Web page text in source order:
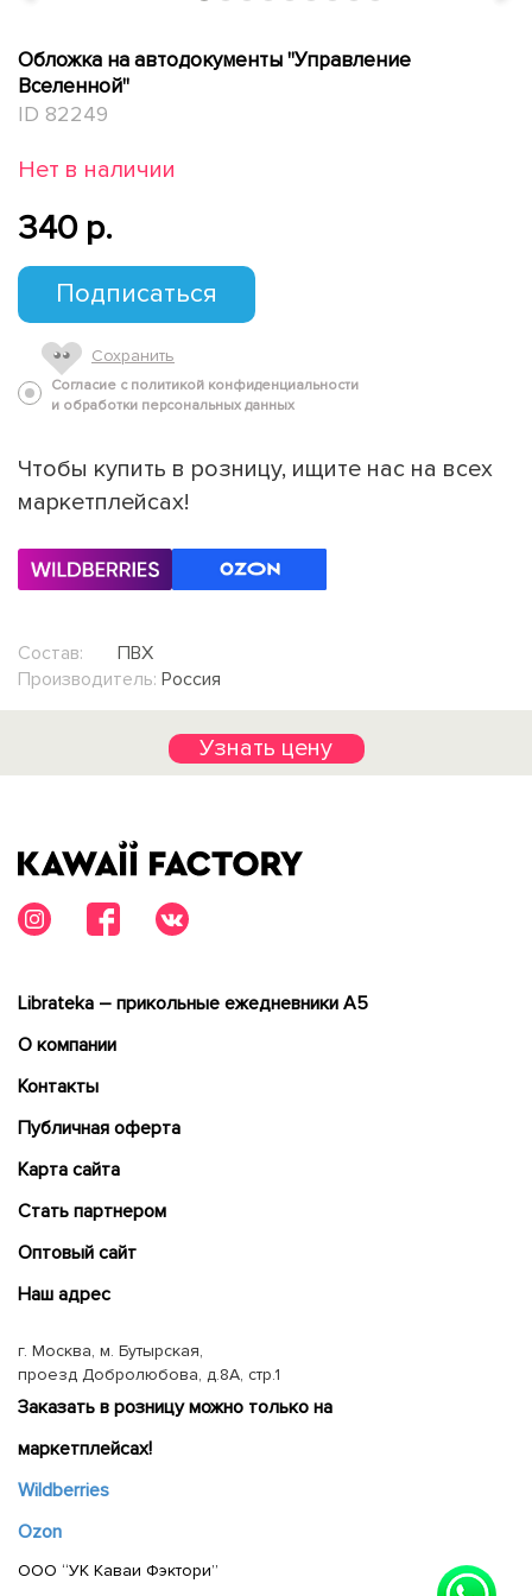
Обложка на автодокументы "Управление
Вселенной"
ID 82249
Нет в наличии
340 p.
Подписаться
Сохранить
Согласие с политикой конфиденциальности
и обработки персональных данных
Чтобы купить в розницу, ищите нас на всех
маркетплейсах!
Состав:
ПВХ
Производитель: Россия
Узнать цену
Librateka – прикольные ежедневники А5
О компании
Контакты
Публичная оферта
Карта сайта
Cтать партнером
Оптовый сайт
Наш адрес
г. Москва, м. Бутырская,
проезд Добролюбова, д.8А, стр.1
Заказать в розницу можно только на
маркетплейсах!
Wildberries
Ozon
ООО “УК Каваи Фэктори”